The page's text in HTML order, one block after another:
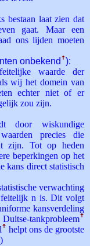
bestaan laat zien dat
gaat. Maar een
ons lijden moeten
onbekend ꜛ):
waarde der
wij het domein van
echter niet of er
zou zijn.
door wiskundige
precies die
zijn. Tot op heden
beperkingen op het
kans direct statistisch
verwachting
feitelijk n is. Dit volgt
kansverdeling
­tankprobleemꜛ
ꜛ helpt ons de grootste